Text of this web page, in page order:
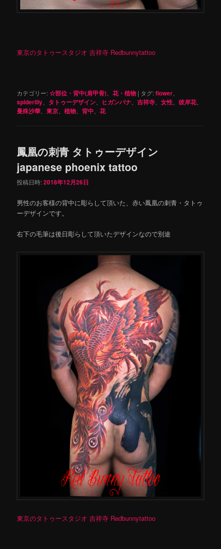
東京のタトゥースタジオ 吉祥寺 Redbunnytattoo
カテゴリー:☆部位・背中(肩甲骨) 、花・植物 | タグ:flower
spiderlily タトゥーデザイン ヒガンバナ 、吉祥寺 、女性 、彼岸花、
曼殊沙華 、東京 、植物 、背中 、花
鳳凰の刺青 タトゥーデザイン
japanese phoenix tattoo
投稿日時:2018年12月26日
男性のお客様の背中に彫らして頂いた、赤い鳳凰の刺青・タトゥ
ーデザインです。
右下の毛筆は後日彫らして頂いたデザインなので別途
東京のタトゥースタジオ 吉祥寺 Redbunnytattoo